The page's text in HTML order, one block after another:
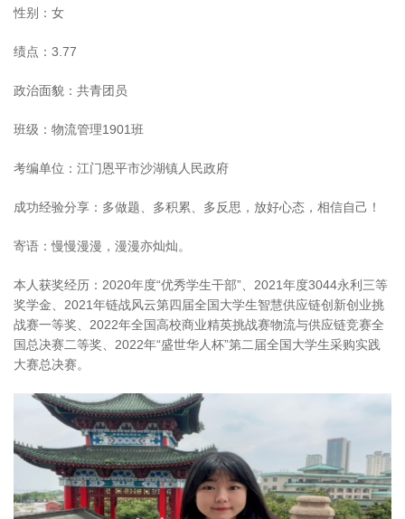
性别：女
绩点：3.77
政治面貌：共青团员
班级：物流管理1901班
考编单位：江门恩平市沙湖镇人民政府
成功经验分享： 多做题、多积累、多反思，放好心态，相信自己！
寄语：慢慢漫漫，漫漫亦灿灿。
本人获奖经历： 2020年度“优秀学生干部”、 2021年度3044永利三等
奖学金、 2021年链战风云第四届全国大学生智慧供应链创新创业挑
战赛一等奖、 2022年全国高校商业精英挑战赛物流与供应链竞赛全
国总决赛二等奖、 2022年“盛世华人杯”第二届全国大学生采购实践
大赛总决赛。